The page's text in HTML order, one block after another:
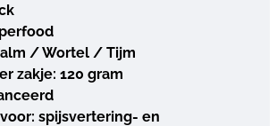
/ Wortel / Tijm
zakje: 120 gram
spijsvertering- en